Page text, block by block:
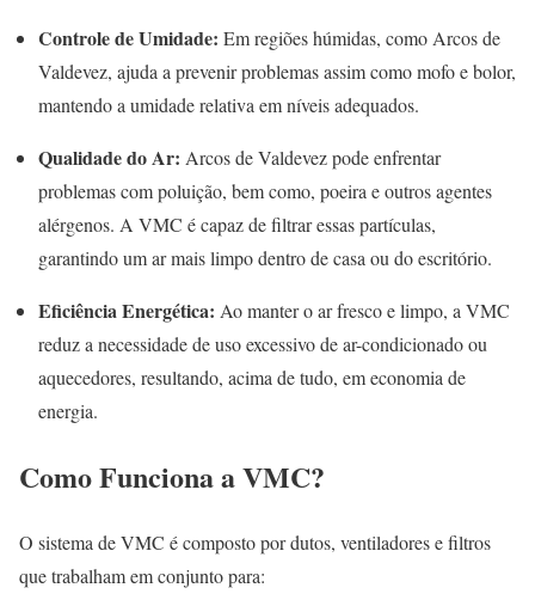
Controle de Umidade: Em regiões húmidas, como Arcos de
Valdevez, ajuda a prevenir problemas assim como mofo e bolor,
mantendo a umidade relativa em níveis adequados.
Qualidade do Ar: Arcos de Valdevez pode enfrentar
problemas com poluição, bem como, poeira e outros agentes
alérgenos. A VMC é capaz de filtrar essas partículas,
garantindo um ar mais limpo dentro de casa ou do escritório.
Eficiência Energética: Ao manter o ar fresco e limpo, a VMC
reduz a necessidade de uso excessivo de ar-condicionado ou
aquecedores, resultando, acima de tudo, em economia de
energia.
Como Funciona a VMC?
O sistema de VMC é composto por dutos, ventiladores e filtros
que trabalham em conjunto para: